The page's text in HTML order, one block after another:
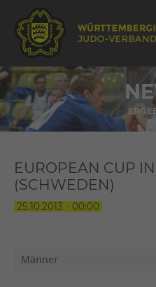
EUROPEAN CUP
(SCHWEDEN)
25.10.2013 - 00:00
Männer